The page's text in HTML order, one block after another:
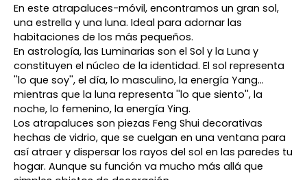
En este atrapaluces-móvil, encontramos un gran sol,
una estrella y una luna. Ideal para adornar las
habitaciones de los más pequeños.
En astrología, las Luminarias son el Sol y la Luna y
constituyen el núcleo de la identidad. El sol representa
''lo que soy'', el día, lo masculino, la energía Yang...
mientras que la luna representa ''lo que siento'', la
noche, lo femenino, la energía Ying.
Los atrapaluces son piezas Feng Shui decorativas
hechas de vidrio, que se cuelgan en una ventana para
así atraer y dispersar los rayos del sol en las paredes tu
hogar. Aunque su función va mucho más allá que